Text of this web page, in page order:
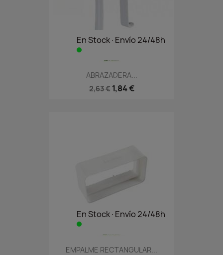
En Stock·Envío 24/48h
ABRAZADERA...
2,63 € 1,84 €
En Stock·Envío 24/48h
EMPALME RECTANGULAR...